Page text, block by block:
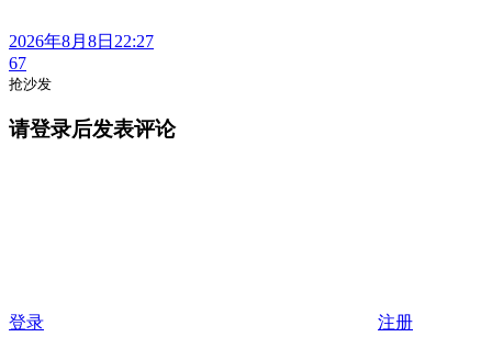
2026年8月8日22:27
67
抢沙发
请登录后发表评论
登录 注册